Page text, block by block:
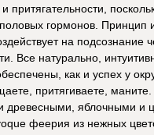
и притягательности,
гормонов. Принцип
на подсознание
Все натурально,
как и успех у
притягиваете,
древесными, яблочными
феерия из нежных